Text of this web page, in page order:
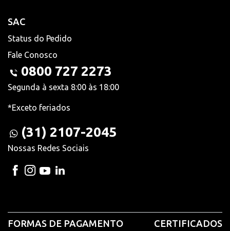
SAC
Status do Pedido
Fale Conosco
0800 727 2273
Segunda à sexta 8:00 às 18:00
*Exceto feriados
(31) 2107-2045
Nossas Redes Sociais
FORMAS DE PAGAMENTO CERTIFICADOS